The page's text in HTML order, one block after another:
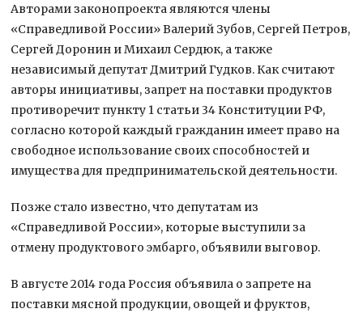
Авторами законопроекта являются члены
«Справедливой России» Валерий Зубов, Сергей Петров,
Сергей Доронин и Михаил Сердюк, а также
независимый депутат Дмитрий Гудков. Как считают
авторы инициативы, запрет на поставки продуктов
противоречит пункту 1 статьи 34 Конституции РФ,
согласно которой каждый гражданин имеет право на
свободное использование своих способностей и
имущества для предпринимательской деятельности.
Позже стало известно, что депутатам из
«Справедливой России», которые выступили за
отмену продуктового эмбарго, объявили выговор.
В августе 2014 года Россия объявила о запрете на
поставки мясной продукции, овощей и фруктов,